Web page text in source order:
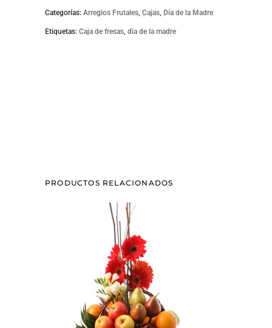
Categorías: Arreglos Frutales, Cajas, Día de la Madre
Etiquetas: Caja de fresas, dia de la madre
PRODUCTOS RELACIONADOS